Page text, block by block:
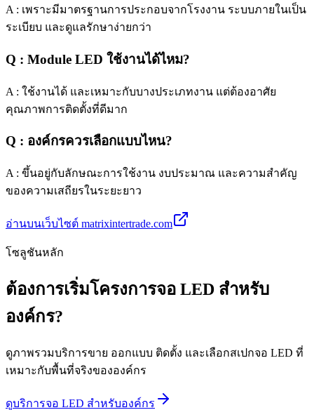
A : เพราะมีมาตรฐานการประกอบจากโรงงาน ระบบภายในเป็น
ระเบียบ และดูแลรักษาง่ายกว่า
Q : Module LED ใช้งานได้ไหม?
A : ใช้งานได้ และเหมาะกับบางประเภทงาน แต่ต้องอาศัย
คุณภาพการติดตั้งที่ดีมาก
Q : องค์กรควรเลือกแบบไหน?
A : ขึ้นอยู่กับลักษณะการใช้งาน งบประมาณ และความสำคัญ
ของความเสถียรในระยะยาว
อ่านบนเว็บไซต์ matrixintertrade.com
โซลูชันหลัก
ต้องการเริ่มโครงการจอ LED สำหรับ
องค์กร?
ดูภาพรวมบริการขาย ออกแบบ ติดตั้ง และเลือกสเปกจอ LED ที่
เหมาะกับพื้นที่จริงขององค์กร
ดูบริการจอ LED สำหรับองค์กร